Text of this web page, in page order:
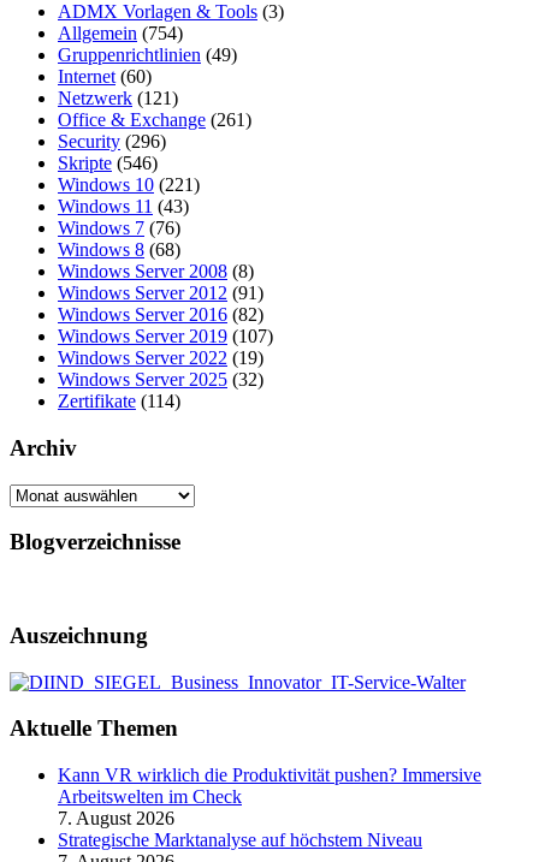
ADMX Vorlagen & Tools (3)
Allgemein (754)
Gruppenrichtlinien (49)
Internet (60)
Netzwerk (121)
Office & Exchange (261)
Security (296)
Skripte (546)
Windows 10 (221)
Windows 11 (43)
Windows 7 (76)
Windows 8 (68)
Windows Server 2008 (8)
Windows Server 2012 (91)
Windows Server 2016 (82)
Windows Server 2019 (107)
Windows Server 2022 (19)
Windows Server 2025 (32)
Zertifikate (114)
Archiv
Archiv
Blogverzeichnisse
Auszeichnung
Aktuelle Themen
Kann VR wirklich die Produktivität pushen? Immersive
Arbeitswelten im Check
7. August 2026
Strategische Marktanalyse auf höchstem Niveau